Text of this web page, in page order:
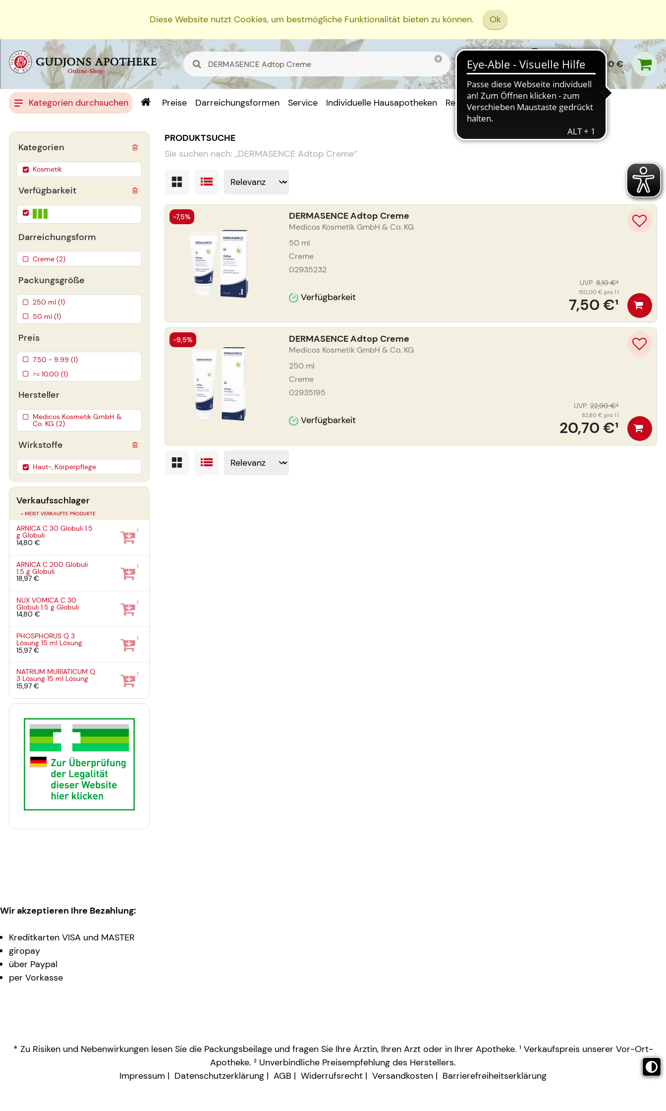
Diese Website nutzt Cookies, um bestmögliche Funktionalität bieten zu können. Ok
0,00 €
Kategorien durchsuchen Preise Darreichungsformen Service Individuelle Hausapotheken Rezept Einreichen
PRODUKTSUCHE
Sie suchen nach: „DERMASENCE Adtop Creme“
DERMASENCE Adtop Creme
Medicos Kosmetik GmbH & Co. KG
50 ml
Creme
02935232
Verfügbarkeit 7,50 €¹
UVP: 8,10 €³
150,00 € pro 1 l
-7,5%
DERMASENCE Adtop Creme
Medicos Kosmetik GmbH & Co. KG
250 ml
Creme
02935195
Verfügbarkeit 20,70 €¹
UVP: 22,90 €³
82,80 € pro 1 l
-9,5%
Verfügbarkeit
Darreichungsform
Creme (2)
Packungsgröße
250 ml (1)
50 ml (1)
Preis
7.50 - 9.99 (1)
>= 10.00 (1)
Hersteller
Medicos Kosmetik GmbH &
Co. KG (2)
Wirkstoffe
Haut-, Körperpflege
Kategorien
Kosmetik
Verkaufsschlager
» MEIST VERKAUFTE PRODUKTE
ARNICA C 30 Globuli1.5
gGlobuli
14,80 €
1
ARNICA C 200 Globuli
1.5 gGlobuli
18,97 €
1
NUX VOMICA C 30
Globuli1.5 gGlobuli
14,80 €
1
PHOSPHORUS Q 3
Lösung15 ml Lösung
15,97 €
1
NATRIUM MURIATICUM Q
3 Lösung15 ml Lösung
15,97 €
1
Wir akzeptieren Ihre Bezahlung:
Kreditkarten VISA und MASTER
giropay
über Paypal
per Vorkasse
* Zu Risiken und Nebenwirkungen lesen Sie die Packungsbeilage und fragen Sie Ihre Ärztin, Ihren Arzt oder in Ihrer Apotheke. ¹ Verkaufspreis unserer Vor-Ort-
Apotheke. ² Unverbindliche Preisempfehlung des Herstellers.
Impressum
Datenschutzerklärung AGB Widerrufsrecht Versandkosten Barrierefreiheitserklärung